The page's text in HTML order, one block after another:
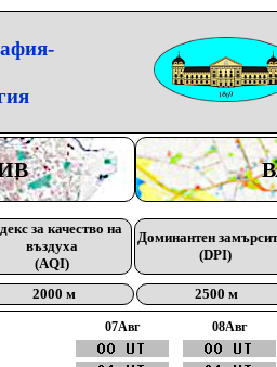
за качество на
въздуха
(AQI)
Доминантен
(DPI)
2000 м 2500 м
07Aвг 08Aвг